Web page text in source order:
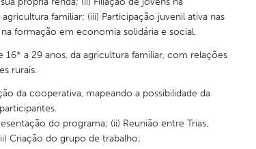
Cleveland, OH
familiar; (iii) Participação juvenil ativa nas
formação em economia solidária e social.
16* a 29 anos, da agricultura familiar, com relações
rurais.
da cooperativa, mapeando a possibilidade da
do programa; (ii) Reunião entre Trias,
Criação do grupo de trabalho;